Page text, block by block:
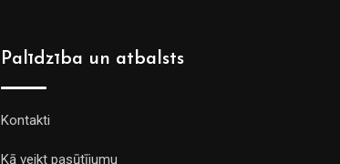
Palīdzība un atbalsts
Kontakti
Kā veikt pasūtījumu